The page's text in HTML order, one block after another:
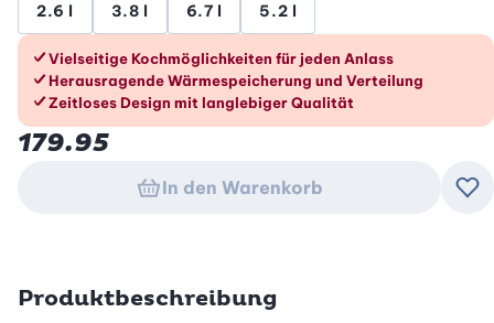
2.6 l 3.8 l 6.7 l 5.2 l
Die Vorteile im Überblick
Vielseitige Kochmöglichkeiten für jeden Anlass
Herausragende Wärmespeicherung und Verteilung
Zeitloses Design mit langlebiger Qualität
179.95
In den Warenkorb
Produktbeschreibung